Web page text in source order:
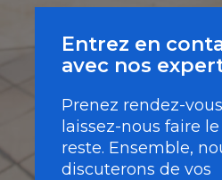
Entrez en
avec nos
Prenez rendez-
laissez-nous faire le
reste. Ensemble,
discuterons de vos